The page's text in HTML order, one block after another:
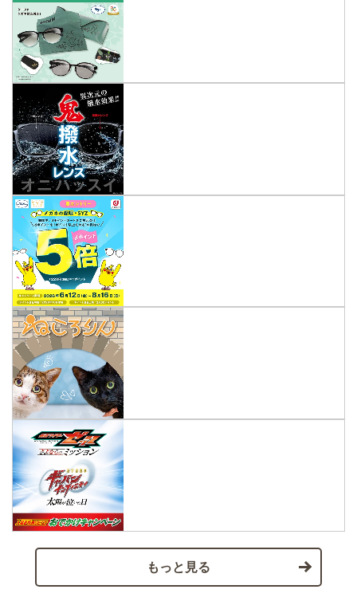
もっと見る